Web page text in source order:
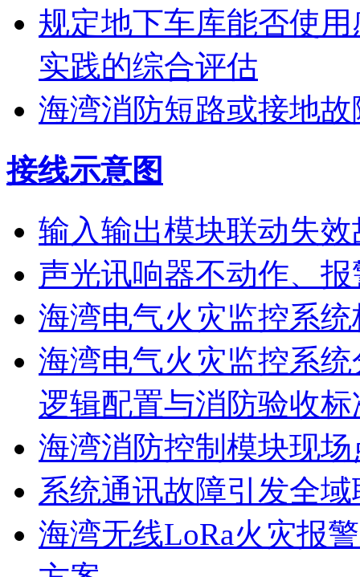
规定地下车库能否使
实践的综合评估
海湾消防短路或接地
接线示意图
输入输出模块联动失效
声光讯响器不动作、
海湾电气火灾监控系
海湾电气火灾监控系
逻辑配置与消防验收标
海湾消防控制模块现
系统通讯故障引发全
海湾无线LoRa火灾报